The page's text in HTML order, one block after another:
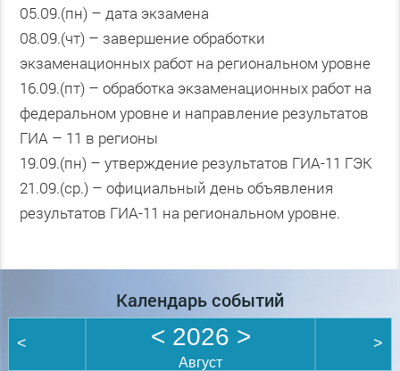
05.09.(пн) – дата экзамена
08.09.(чт) – завершение обработки
экзаменационных работ на региональном уровне
16.09.(пт) – обработка экзаменационных работ на
федеральном уровне и направление результатов
ГИА – 11 в регионы
19.09.(пн) – утверждение результатов ГИА-11 ГЭК
21.09.(ср.) – официальный день объявления
результатов ГИА-11 на региональном уровне.
Календарь событий
< < 2026 >
Август
>